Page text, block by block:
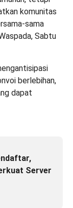
komunitas
sama
Sabtu
berlebihan,
dapat
Server